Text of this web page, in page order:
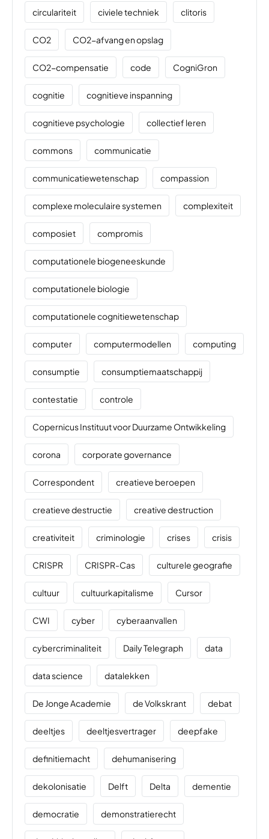
circulariteit civiele techniek clitoris
CO2 CO2-afvang en opslag
CO2-compensatie code CogniGron
cognitie cognitieve inspanning
cognitieve psychologie collectief leren
commons communicatie
communicatiewetenschap compassion
complexe moleculaire systemen complexiteit
composiet compromis
computationele biogeneeskunde
computationele biologie
computationele cognitiewetenschap
computer computermodellen computing
consumptie consumptiemaatschappij
contestatie controle
Copernicus Instituut voor Duurzame Ontwikkeling
corona corporate governance
Correspondent creatieve beroepen
creatieve destructie creative destruction
creativiteit criminologie crises crisis
CRISPR CRISPR-Cas culturele geografie
cultuur cultuurkapitalisme Cursor
CWI cyber cyberaanvallen
cybercriminaliteit Daily Telegraph data
data science datalekken
De Jonge Academie de Volkskrant debat
deeltjes deeltjesvertrager deepfake
definitiemacht dehumanisering
dekolonisatie Delft Delta dementie
democratie demonstratierecht